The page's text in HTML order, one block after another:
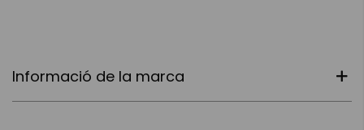
Informació de la marca